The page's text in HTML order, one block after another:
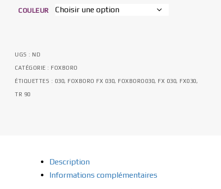
COULEUR
UGS : ND
CATÉGORIE : FOXBORO
ÉTIQUETTES : 030, FOXBORO FX 030, FOXBORO030, FX 030, FX030,
TR 90
Description
Informations complémentaires